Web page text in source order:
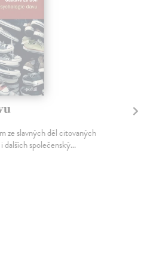
ze slavných děl citovaných
společenský...